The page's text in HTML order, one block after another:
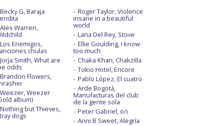
Becky G, Baraja
Alex Warren,
Los Enemigos,
chulas
Jorja Smith, What are
odds
Brandon Flowers,
Weezer, Weezer
album)
Nothing but Thieves,
dogs
Roger Taylor, Violence
insane in a beautiful
world
Lana Del Rey, Stove
Ellie Goulding, I know
too much
Chaka Khan, Chakzilla
Tokio Hotel, Encore
Pablo López, El cuatro
Arde Bogotá,
Manufacturas del club
de la gente sola
Peter Gabriel, o/i
Anni B Sweet, Alegría